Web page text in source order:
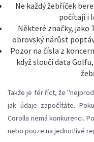
Ne každý žebříček
počítají i
Některé značky, jako
obrovský nárůst
Pozor na čísla z
když sloučí data
Takže je fér říct, že
jak údaje započítáte.
Corolla nemá konkurenci.
nebo pouze na jednotlivé